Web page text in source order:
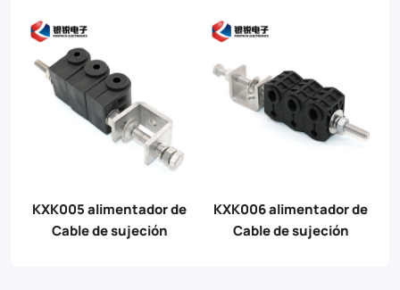
KXK005 alimentador de
Cable de sujeción
KXK006 alimentador de
Cable de sujeción